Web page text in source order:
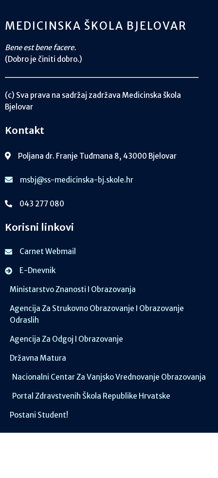
MEDICINSKA ŠKOLA BJELOVAR
Bene est bene facere.
(Dobro je činiti dobro.)
(c) Sva prava na sadržaj zadržava Medicinska škola
Bjelovar
Kontakt
Poljana dr. Franje Tuđmana 8, 43000 Bjelovar
msbj@ss-medicinska-bj.skole.hr
043 277 080
Korisni linkovi
Carnet Webmail
E-Dnevnik
Ministarstvo Znanosti I Obrazovanja
Agencija Za Strukovno Obrazovanje I Obrazovanje
Odraslih
Agencija Za Odgoj I Obrazovanje
Državna Matura
Nacionalni Centar Za Vanjsko Vrednovanje Obrazovanja
Portal Zdravstvenih Škola Republike Hrvatske
Postani Student!